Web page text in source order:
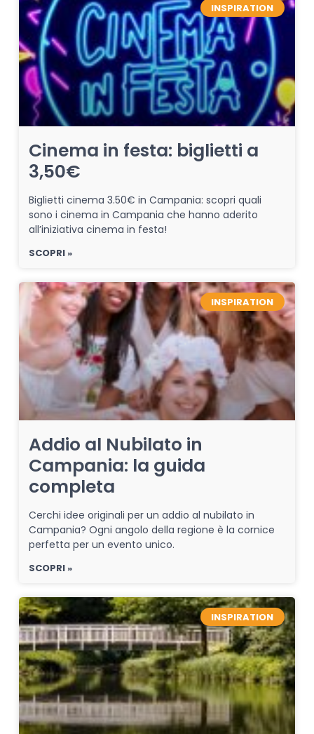
INSPIRATION
Cinema in festa: biglietti a
3,50€
Biglietti cinema 3.50€ in Campania: scopri quali
sono i cinema in Campania che hanno aderito
all’iniziativa cinema in festa!
SCOPRI »
INSPIRATION
Addio al Nubilato in
Campania: la guida
completa
Cerchi idee originali per un addio al nubilato in
Campania? Ogni angolo della regione è la cornice
perfetta per un evento unico.
SCOPRI »
INSPIRATION